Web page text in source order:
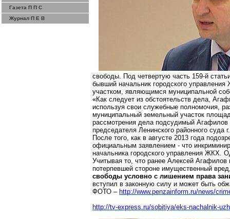
Газета П П С
Журнал П Е В
свободы. Под четвертую часть 159-й
бывший начальник городского
участком, являющимся муниципальной
«Как следует из обстоятельств дела,
используя свои служебные полномочия,
муниципальный земельный участок
рассмотрения дела подсудимый
председателя Ленинского районного суда
После того, как в августе 2013 года
официальным заявлением - что
начальника городского управления ЖКХ.
Учитывая то, что ранее Алексей
потерпевшей стороне имущественный
свободы условно с лишением права
вступил в законную силу и может быть
ФОТО – http://www.penzainform.ru/news/
http://tv-express.ru/sobitiya/eks-nachalnik-